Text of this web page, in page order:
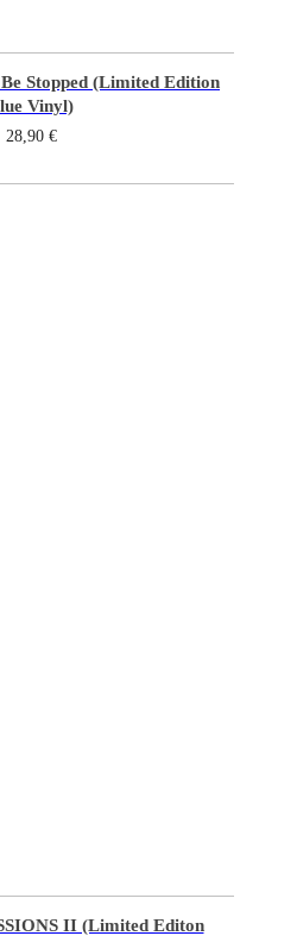
Be Stopped (Limited Edition
Vinyl)
28,90 €
II (Limited Editon